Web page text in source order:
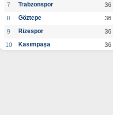
7
Trabzonspor 36
8
Göztepe 36
9
Rizespor 36
10
Kasımpaşa 36